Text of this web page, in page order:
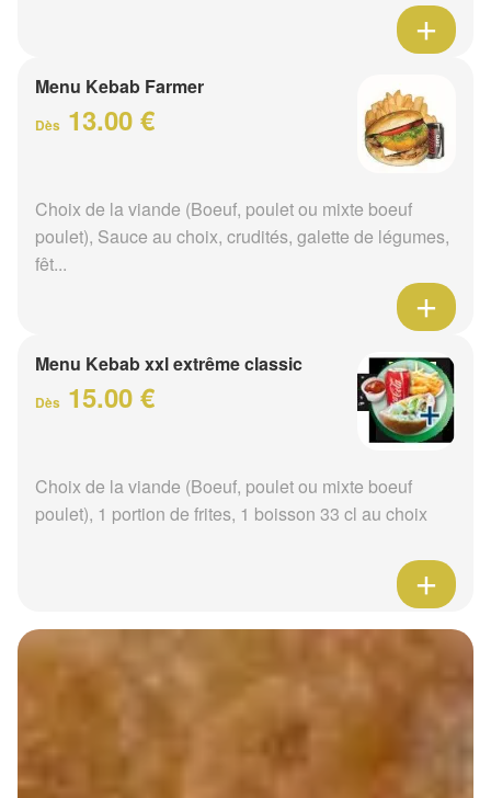
Menu Kebab Farmer
Dès 13.00 €
Choix de la viande (Boeuf, poulet ou mixte boeuf
poulet), Sauce au choix, crudités, galette de légumes,
fêt...
Menu Kebab xxl extrême classic
Dès 15.00 €
Choix de la viande (Boeuf, poulet ou mixte boeuf
poulet), 1 portion de frites, 1 boisson 33 cl au choix